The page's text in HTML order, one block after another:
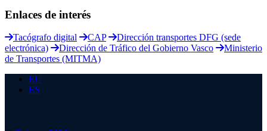
FEVATRANS (FEDERACIÓN VASCA DE TRANSPORTES)
GIZLOGA
JUNTA ARBITRAL DEL TRANSPORTE DE GIPUZKOA
MONDRAGÓN UNIBERTSITATEA
Enlaces de interés
Tacógrafo digital CAP
Dirección transportes DFG (sede
electrónica)
Dirección de Tráfico del Gobierno Vasco
Ministerio
de Transportes (MITMA)
EU
ES